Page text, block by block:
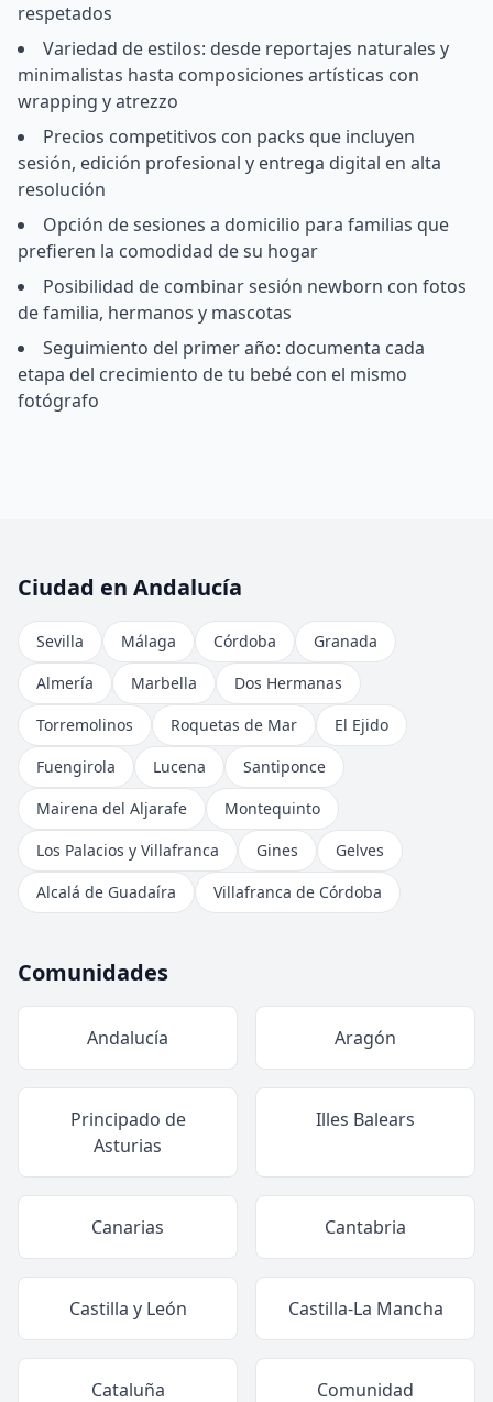
respetados
Variedad de estilos: desde reportajes naturales y
minimalistas hasta composiciones artísticas con
wrapping y atrezzo
Precios competitivos con packs que incluyen
sesión, edición profesional y entrega digital en alta
resolución
Opción de sesiones a domicilio para familias que
prefieren la comodidad de su hogar
Posibilidad de combinar sesión newborn con fotos
de familia, hermanos y mascotas
Seguimiento del primer año: documenta cada
etapa del crecimiento de tu bebé con el mismo
fotógrafo
Ciudad en Andalucía
Sevilla Málaga Córdoba
Granada
Almería
Marbella
Dos Hermanas
Torremolinos
Roquetas de Mar
El Ejido
Fuengirola
Lucena
Santiponce
Mairena del Aljarafe
Montequinto
Los Palacios y Villafranca
Gines
Gelves
Alcalá de Guadaíra
Villafranca de Córdoba
Comunidades
Andalucía Aragón
Principado de
Asturias
Illes Balears
Canarias Cantabria
Castilla y León Castilla-La Mancha
Cataluña
Comunidad